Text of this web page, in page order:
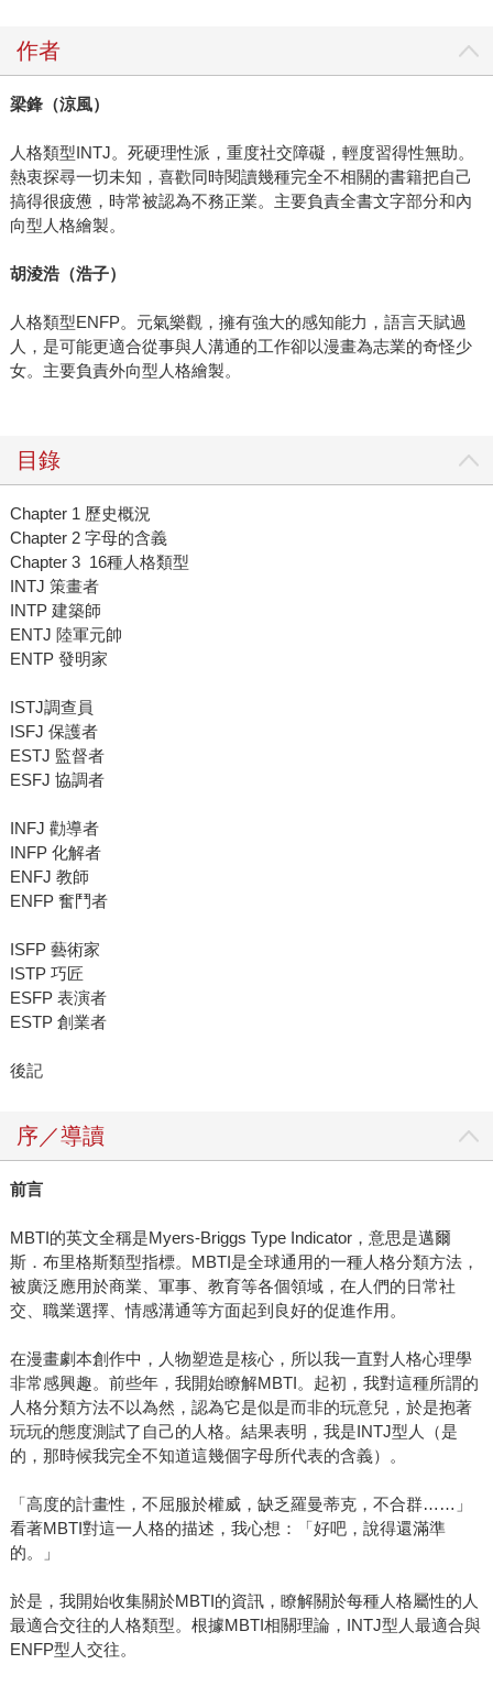
作者
梁鋒（涼風）
人格類型INTJ。死硬理性派，重度社交障礙，輕度習得性無助。
熱衷探尋一切未知，喜歡同時閱讀幾種完全不相關的書籍把自己
搞得很疲憊，時常被認為不務正業。主要負責全書文字部分和內
向型人格繪製。
胡淩浩（浩子）
人格類型ENFP。元氣樂觀，擁有強大的感知能力，語言天賦過
人，是可能更適合從事與人溝通的工作卻以漫畫為志業的奇怪少
女。主要負責外向型人格繪製。
目錄
Chapter 1 歷史概況
Chapter 2 字母的含義
Chapter 3 16種人格類型
INTJ 策畫者
INTP 建築師
ENTJ 陸軍元帥
ENTP 發明家
ISTJ調查員
ISFJ 保護者
ESTJ 監督者
ESFJ 協調者
INFJ 勸導者
INFP 化解者
ENFJ 教師
ENFP 奮鬥者
ISFP 藝術家
ISTP 巧匠
ESFP 表演者
ESTP 創業者
後記
序／導讀
前言
MBTI的英文全稱是Myers-Briggs Type Indicator，意思是邁爾
斯．布里格斯類型指標。MBTI是全球通用的一種人格分類方法，
被廣泛應用於商業、軍事、教育等各個領域，在人們的日常社
交、職業選擇、情感溝通等方面起到良好的促進作用。
在漫畫劇本創作中，人物塑造是核心，所以我一直對人格心理學
非常感興趣。前些年，我開始瞭解MBTI。起初，我對這種所謂的
人格分類方法不以為然，認為它是似是而非的玩意兒，於是抱著
玩玩的態度測試了自己的人格。結果表明，我是INTJ型人（是
的，那時候我完全不知道這幾個字母所代表的含義）。
「高度的計畫性，不屈服於權威，缺乏羅曼蒂克，不合群……」
看著MBTI對這一人格的描述，我心想：「好吧，說得還滿準
的。」
於是，我開始收集關於MBTI的資訊，瞭解關於每種人格屬性的人
最適合交往的人格類型。根據MBTI相關理論，INTJ型人最適合與
ENFP型人交往。